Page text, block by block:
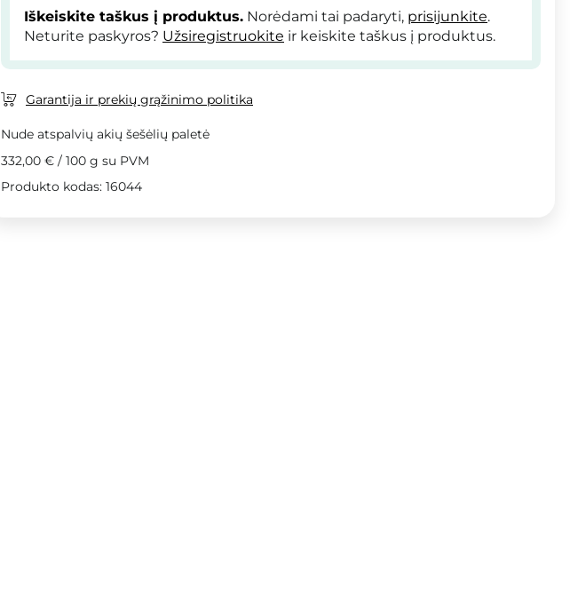
Iškeiskite taškus į produktus. Norėdami tai padaryti, prisijunkite.
Neturite paskyros? Užsiregistruokite ir keiskite taškus į produktus.
Garantija ir prekių grąžinimo politika
Nude atspalvių akių šešėlių paletė
332,00 € / 100 g su PVM
Produkto kodas: 16044